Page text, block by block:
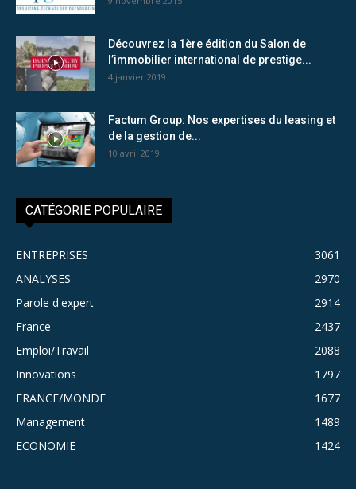
Découvrez la 1ère édition du Salon de
l’immobilier international de prestige...
4 janvier 2019
Factum Group: Nos expertises du leasing et
de la gestion de...
10 avril 2019
CATÉGORIE POPULAIRE
ENTREPRISES
3061
ANALYSES
2970
Parole d'expert
2914
France
2437
Emploi/Travail
2088
Innovations
1797
FRANCE/MONDE
1677
Management
1489
ECONOMIE
1424